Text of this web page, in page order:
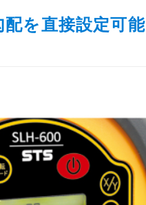
を直接設定可能